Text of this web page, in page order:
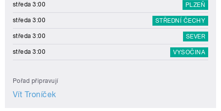
středa 3:00 PLZEŇ
středa 3:00 STŘEDNÍ ČECHY
středa 3:00 SEVER
středa 3:00 VYSOČINA
Pořad připravují
Vít Troníček